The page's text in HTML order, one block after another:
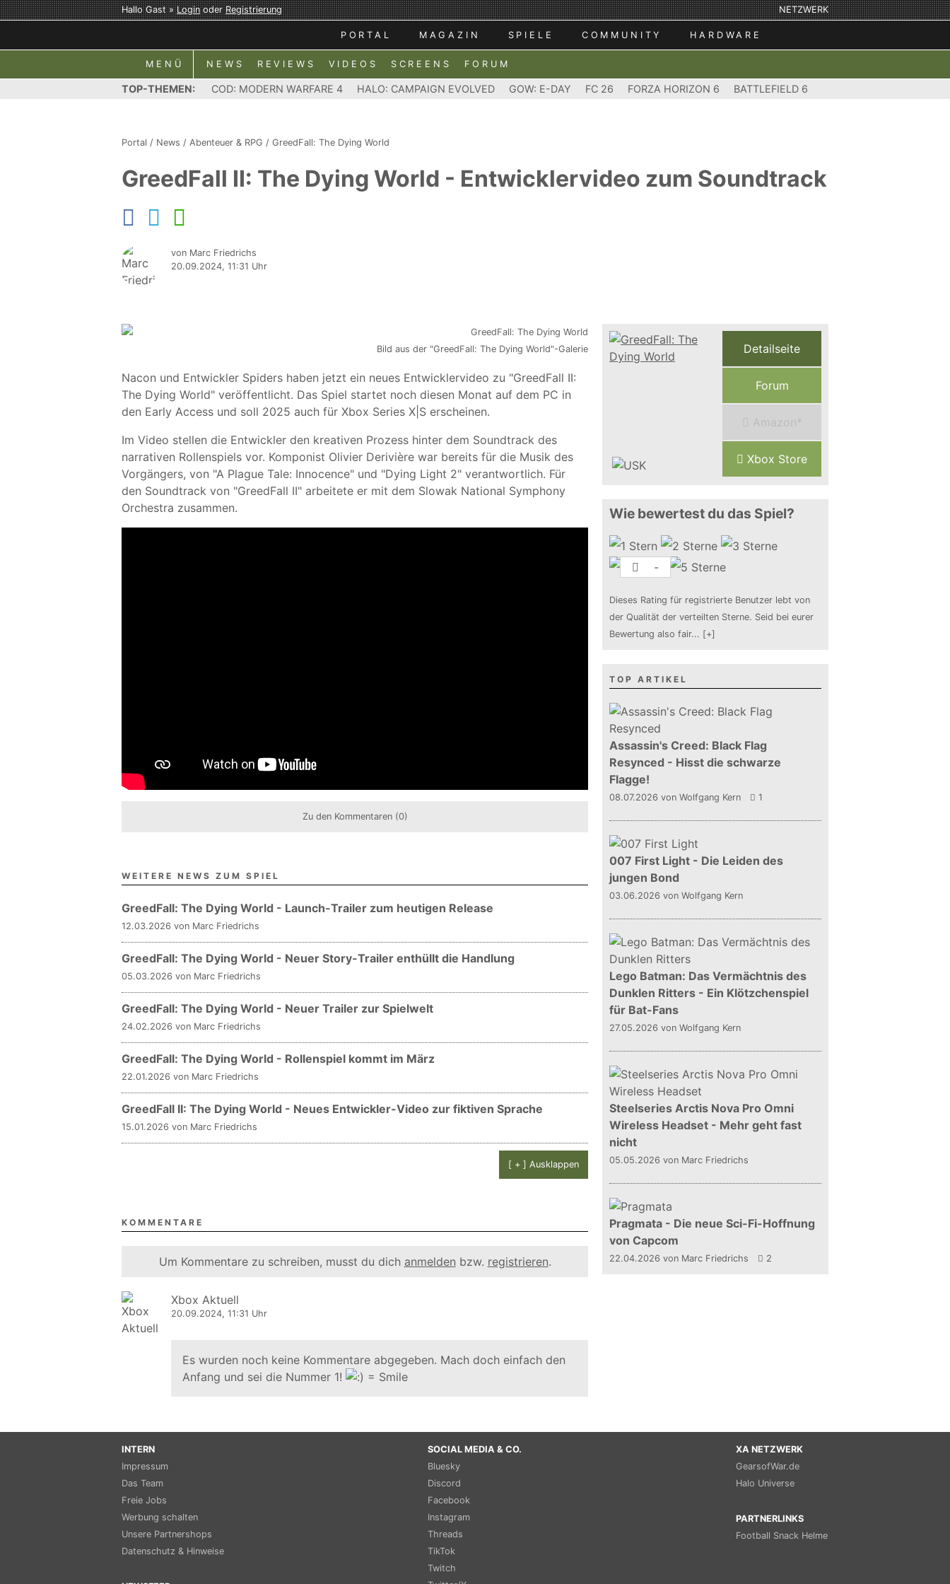
Hallo Gast »LoginoderRegistrierung NETZWERK
PORTAL MAGAZIN SPIELE COMMUNITY HARDWARE
MENÜ NEWS REVIEWS VIDEOS SCREENS FORUM
TOP-THEMEN: COD: MODERN WARFARE 4 HALO: CAMPAIGN EVOLVED GOW: E-DAY FC 26 FORZA HORIZON 6 BATTLEFIELD 6
Portal / News / Abenteuer & RPG / GreedFall: The Dying World
GreedFall II: The Dying World - Entwicklervideo zum Soundtrack
von Marc Friedrichs
20.09.2024, 11:31 Uhr
Bild aus der "GreedFall: The Dying World"-Galerie
Nacon und Entwickler Spiders haben jetzt ein neues Entwicklervideo zu "GreedFall II:
The Dying World" veröffentlicht. Das Spiel startet noch diesen Monat auf dem PC in
den Early Access und soll 2025 auch für Xbox Series X|S erscheinen.
Im Video stellen die Entwickler den kreativen Prozess hinter dem Soundtrack des
narrativen Rollenspiels vor. Komponist Olivier Derivière war bereits für die Musik des
Vorgängers, von "A Plague Tale: Innocence" und "Dying Light 2" verantwortlich. Für
den Soundtrack von "GreedFall II" arbeitete er mit dem Slowak National Symphony
Orchestra zusammen.
Zu den Kommentaren (0)
WEITERE NEWS ZUM SPIEL
GreedFall: The Dying World - Launch-Trailer zum heutigen Release
12.03.2026 von Marc Friedrichs
GreedFall: The Dying World - Neuer Story-Trailer enthüllt die Handlung
05.03.2026 von Marc Friedrichs
GreedFall: The Dying World - Neuer Trailer zur Spielwelt
24.02.2026 von Marc Friedrichs
GreedFall: The Dying World - Rollenspiel kommt im März
22.01.2026 von Marc Friedrichs
GreedFall II: The Dying World - Neues Entwickler-Video zur fiktiven Sprache
15.01.2026 von Marc Friedrichs
[ + ] Ausklappen
KOMMENTARE
Um Kommentare zu schreiben, musst du dich anmelden bzw. registrieren.
Xbox Aktuell
20.09.2024, 11:31 Uhr
Es wurden noch keine Kommentare abgegeben. Mach doch einfach den
Anfang und sei die Nummer 1!
Detailseite
Forum
Amazon*
Xbox Store
Wie bewertest du das Spiel?
-
Dieses Rating für registrierte Benutzer lebt von
der Qualität der verteilten Sterne. Seid bei eurer
Bewertung also fair... [+]
TOP ARTIKEL
Assassin's Creed: Black Flag
Resynced - Hisst die schwarze
Flagge!
08.07.2026 von Wolfgang Kern 1
007 First Light - Die Leiden des
jungen Bond
03.06.2026 von Wolfgang Kern
Lego Batman: Das Vermächtnis des
Dunklen Ritters - Ein Klötzchenspiel
für Bat-Fans
27.05.2026 von Wolfgang Kern
Steelseries Arctis Nova Pro Omni
Wireless Headset - Mehr geht fast
nicht
05.05.2026 von Marc Friedrichs
Pragmata - Die neue Sci-Fi-Hoffnung
von Capcom
22.04.2026 von Marc Friedrichs 2
INTERN
Impressum
Das Team
Freie Jobs
Werbung schalten
Unsere Partnershops
Datenschutz & Hinweise
SOCIAL MEDIA & CO.
Bluesky
Discord
Facebook
Instagram
Threads
TikTok
Twitch
XA NETZWERK
GearsofWar.de
Halo Universe
PARTNERLINKS
Football Snack Helme